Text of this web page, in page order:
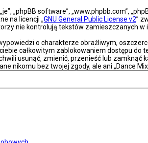
„phpBB software”, „www.phpbb.com”,
na licencji „GNU General Public License v2”
nie kontrolują tekstów zamieszczanych
o charakterze obraźliwym,
całkowitym zablokowaniem dostępu
usunąć, zmienić, przenieść lub
nikomu bez twojej zgody, ale ani „Dance